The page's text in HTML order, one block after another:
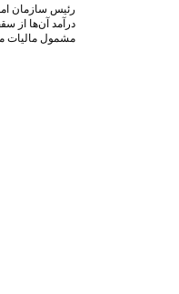
رئیس سازمان
درآمد آن‌ها از
مشمول مالیات